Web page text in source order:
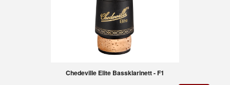
Chedeville Elite Bassklarinett - F1